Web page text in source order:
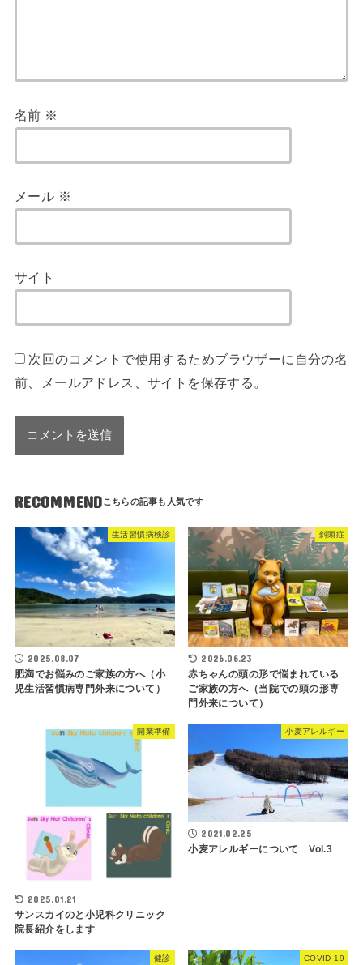
名前 ※
メール ※
サイト
次回のコメントで使用するためブラウザーに自分の名
前、メールアドレス、サイトを保存する。
RECOMMEND
生活習慣病検診
2025.08.07
肥満でお悩みのご家族の方へ（小
児生活習慣病専門外来について）
斜頭症
2026.06.23
赤ちゃんの頭の形で悩まれている
ご家族の方へ（当院での頭の形専
門外来について）
開業準備
2025.01.21
サンスカイのと小児科クリニック
院長紹介をします
小麦アレルギー
2021.02.25
小麦アレルギーについて Vol.3
健診 COVID-19